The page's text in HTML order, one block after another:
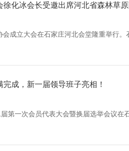
徐化冰会长受邀出席河北省森林草
成立大会在石家庄河北会堂隆重举行。
成，新一届领导班子亮相！
一次会员代表大会暨换届选举会议在